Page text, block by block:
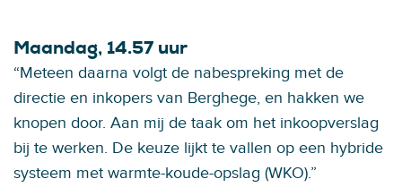
Maandag, 14.57 uur
“Meteen daarna volgt de nabespreking met de
directie en inkopers van Berghege, en hakken we
knopen door. Aan mij de taak om het inkoopverslag
bij te werken. De keuze lijkt te vallen op een hybride
systeem met warmte-koude-opslag (WKO).”